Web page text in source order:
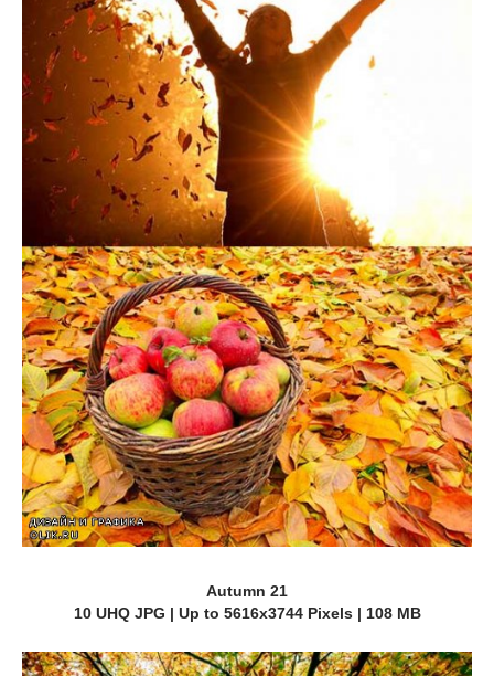
Autumn 21
10 UHQ JPG | Up to 5616x3744 Pixels | 108 MB